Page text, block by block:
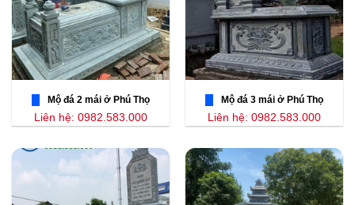
Mộ đá 2 mái ở Phú Thọ
Liên hệ: 0982.583.000
Mộ đá 3 mái ở Phú Thọ
Liên hệ: 0982.583.000